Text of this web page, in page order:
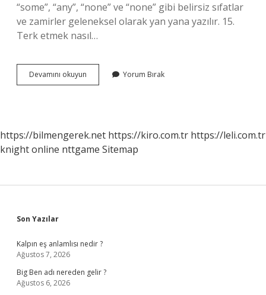
“some”, “any”, “none” ve “none” gibi belirsiz sıfatlar
ve zamirler geleneksel olarak yan yana yazılır. 15.
Terk etmek nasıl…
Devamını okuyun
Nasıl
Yorum Bırak
https://bilmengerek.net https://kiro.com.tr https://leli.com.tr
knight online nttgame Sitemap
Sidebar
Son Yazılar
Kalpın eş anlamlısı nedir ?
Ağustos 7, 2026
Big Ben adı nereden gelir ?
Ağustos 6, 2026